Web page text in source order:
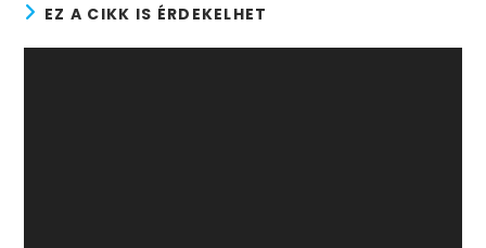
EZ A CIKK IS ÉRDEKELHET